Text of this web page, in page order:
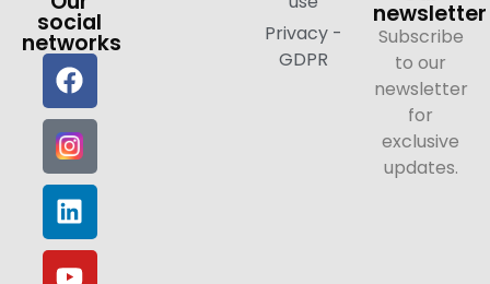
social
networks
Privacy -
GDPR
newsletter
Subscribe
to our
newsletter
for
exclusive
updates.